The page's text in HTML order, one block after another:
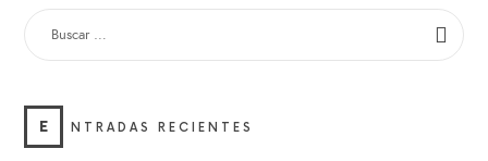
E NTRADAS RECIENTES